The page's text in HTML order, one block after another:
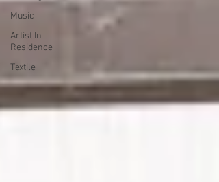
Music
Artist In
Residence
Textile